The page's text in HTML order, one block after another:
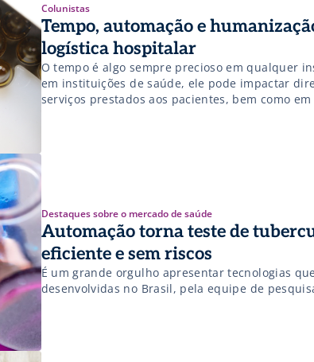
Colunistas
Tempo, automação e
logística hospitalar
O tempo é algo sempre precioso em qualquer
em instituições de saúde, ele pode impactar
serviços prestados aos pacientes, bem como
Destaques sobre o mercado de saúde
Automação torna teste de
eficiente e sem riscos
É um grande orgulho apresentar tecnologias
desenvolvidas no Brasil, pela equipe de